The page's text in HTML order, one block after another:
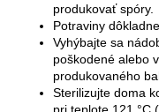
produkovať spóry.
Potraviny
Vyhýbajte sa
poškodené alebo
produkovaného
Sterilizujte doma
pri teplote 121 °C